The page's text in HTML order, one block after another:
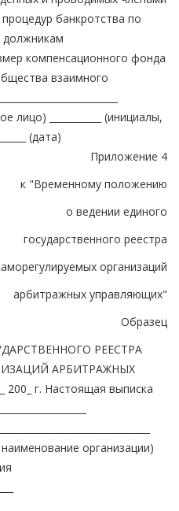
банкротства по
Размер компенсационного фонда
взаимного
лицо) ___________ (инициалы,
(дата)
Приложение 4
к "Временному положению
о ведении единого
государственного реестра
организаций
арбитражных управляющих"
Образец
РЕЕСТРА
АРБИТРАЖНЫХ
200_ г. Настоящая выписка
организации)